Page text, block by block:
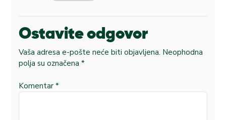
Ostavite odgovor
Vaša adresa e-pošte neće biti objavljena. Neophodna
polja su označena *
Komentar *